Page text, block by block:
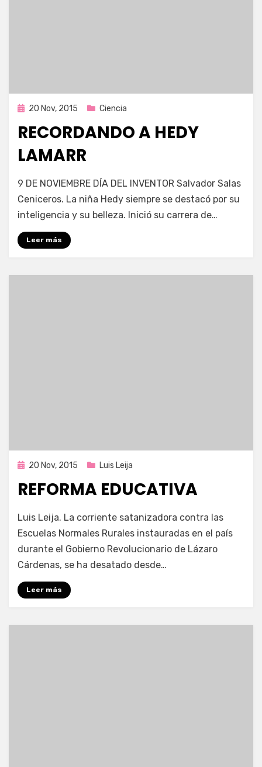
Publicada
20 Nov, 2015 Ciencia
RECORDANDO A HEDY
LAMARR
por Enrique
9 DE NOVIEMBRE DÍA DEL INVENTOR Salvador Salas
Ceniceros. La niña Hedy siempre se destacó por su
inteligencia y su belleza. Inició su carrera de…
Leer más
Publicada
20 Nov, 2015 Luis Leija
REFORMA EDUCATIVA
por Enrique
Luis Leija. La corriente satanizadora contra las
Escuelas Normales Rurales instauradas en el país
durante el Gobierno Revolucionario de Lázaro
Cárdenas, se ha desatado desde…
Leer más